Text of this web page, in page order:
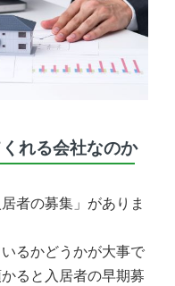
れる会社なのか
者の募集」がありま
るかどうかが大事で
ると入居者の早期募